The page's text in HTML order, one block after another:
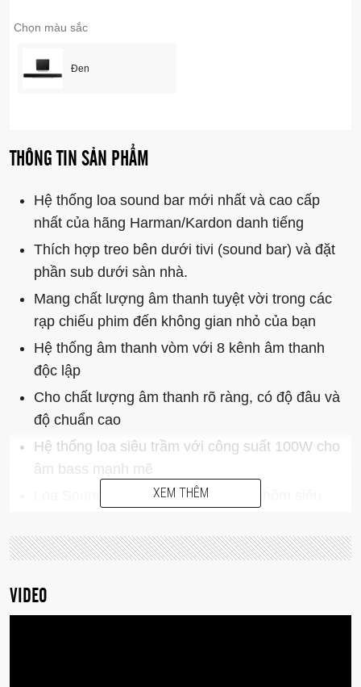
Chọn màu sắc
Đen
THÔNG TIN SẢN PHẨM
Hệ thống loa sound bar mới nhất và cao cấp
nhất của hãng Harman/Kardon danh tiếng
Thích hợp treo bên dưới tivi (sound bar) và đặt
phần sub dưới sàn nhà.
Mang chất lượng âm thanh tuyệt vời trong các
rạp chiếu phim đến không gian nhỏ của bạn
Hệ thống âm thanh vòm với 8 kênh âm thanh
độc lập
Cho chất lượng âm thanh rõ ràng, có độ đâu và
độ chuẩn cao
Hệ thống loa siêu trầm với công suất 100W cho
âm bass mạnh mẽ
Loa Soundbar được thiết kế bằng nhôm siêu
Với chất lượng âm thanh 5.1 cho bạn trải nghiệm
Thiết lập đơn giản và dễ dàng với cổng HDMI
được hỗ trợ giúp truy xuất lên màn hình TV và có
XEM THÊM
VIDEO